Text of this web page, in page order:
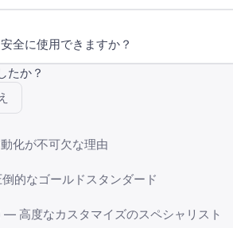
全に使用できますか？
たか？
化が不可欠な理由
的なゴールドスタンダード
高度なカスタマイズのスペシャリスト